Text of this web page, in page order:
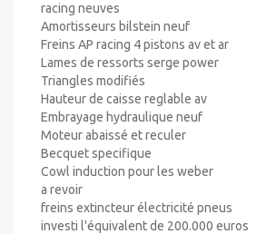
racing neuves
Amortisseurs bilstein neuf
Freins AP racing 4 pistons av et ar
Lames de ressorts serge power
Triangles modifiés
Hauteur de caisse reglable av
Embrayage hydraulique neuf
Moteur abaissé et reculer
Becquet specifique
Cowl induction pour les weber
a revoir
freins extincteur électricité pneus
investi l'équivalent de 200.000 euros